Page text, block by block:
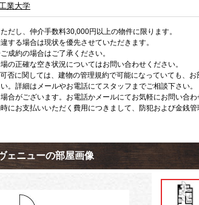
業大学
だし、仲介手数料30,000円以上の物件に限ります。
する場合は現状を優先させていただきます。
成約の場合はご了承ください。
の正確な空き状況についてはお問い合わせください。
否に関しては、建物の管理規約で可能になっていても、
。詳細はメールやお電話にてスタッフまでご相談下さい。
合がございます。お電話かメールにてお気軽にお問い合わ
にお支払いいただく費用につきまして、防犯および金銭
ェニューの部屋画像